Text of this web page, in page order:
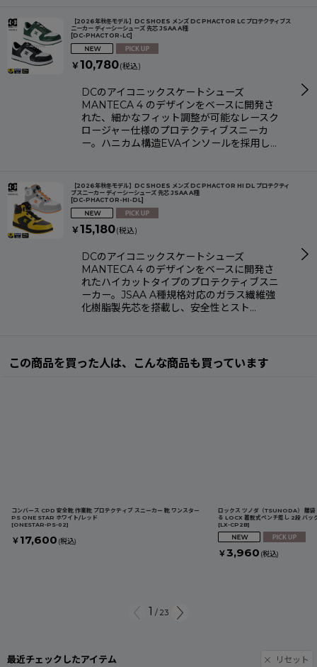
【2026年秋冬モデル】DC SHOES メンズ DC PHACTOR LC プロテクティブス
ニーカー ディーシーシューズ 先芯 JSAA A種
[DC-PHACTOR-LC]
￥ 10,780(税込)
DCのアイコニックスケートシューズ
MANTECA 4 のデザインをベースに開発さ
れた、細かなフィット調整が可能なレースク
ロージャー仕様のプロテクティブスニーカ
ー。ハニカム構造EVAインソールを採用し…
【2026年秋冬モデル】DC SHOES メンズ DC PHACTOR HI DL プロテクティ
ブスニーカー ディーシーシューズ 先芯 JSAA A種
[DC-PHACTOR-HI-DL]
￥ 15,180(税込)
DCのアイコニックスケートシューズ
MANTECA 4 のデザインをベースに開発さ
れたハイカットタイプのプロテクティブスニ
ーカー。JSAA A種規格対応のガラス繊維強
化樹脂製先芯を搭載し、安全性とスト…
この商品を買った人は、こんな商品も買っています
コンバース CPD 安全靴 作業靴 プロテクティブ スニーカー 靴 ワンスター
PS ONE STAR ホワイト/レッド
[ONESTAR-PS-02]
￥ 17,600 (税込)
ロックス ツノダ（TSUNODA） 腰袋
る LOCX 着脱式ペンチ差し 2段 バ
[LX-CP2B]
￥3,960 (税込)
1 / 23
最近チェックしたアイテム リセット